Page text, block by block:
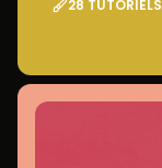
28 TUTORIELS